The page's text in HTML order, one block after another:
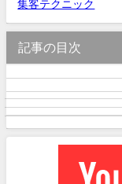
集客テクニック
記事の目次